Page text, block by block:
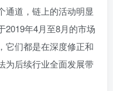
通道，链上的活动明显
2019年4月至8月的市场
它们都是在深度修正和
为后续行业全面发展带